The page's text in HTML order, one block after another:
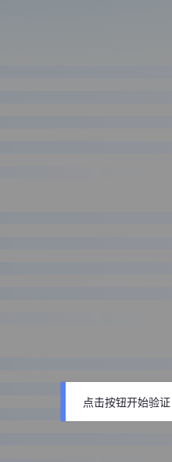
点击按钮开始验证